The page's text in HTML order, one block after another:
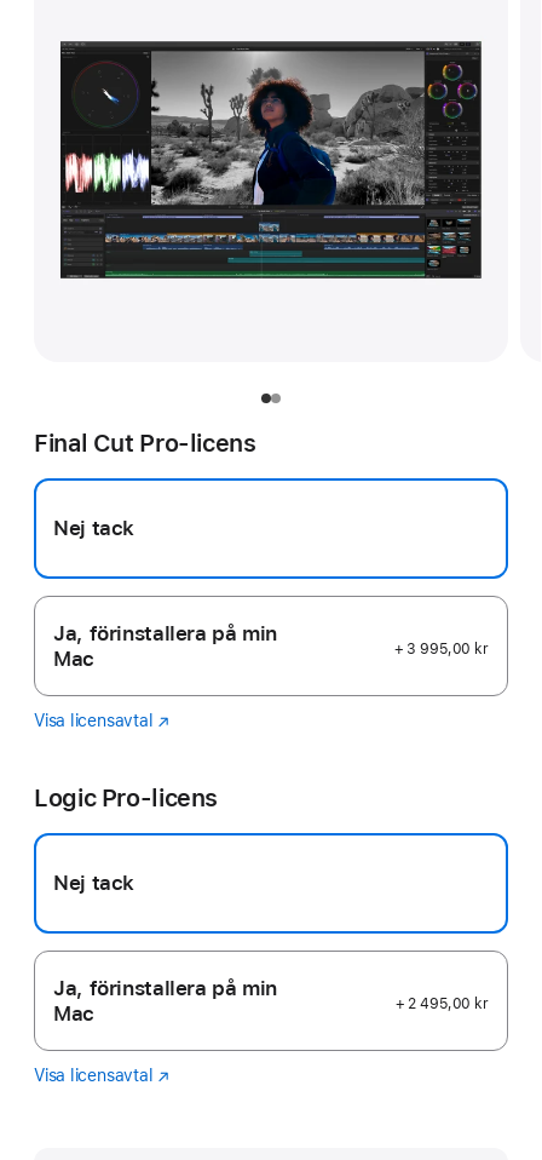
Final Cut Pro-licens
Nej tack
Ja, förinstallera på min
Mac
+ 3 995,00 kr
Visa licensavtal
Final
(Öppnas
nytt
Logic Pro-licens
Nej tack
Ja, förinstallera på min
Mac
+ 2 495,00 kr
Visa licensavtal
Logic
(Öppnas